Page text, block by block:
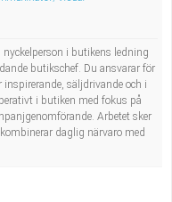
i butikens ledning
butikschef. Du ansvarar för
säljdrivande och i
i butiken med fokus på
Arbetet sker
daglig närvaro med